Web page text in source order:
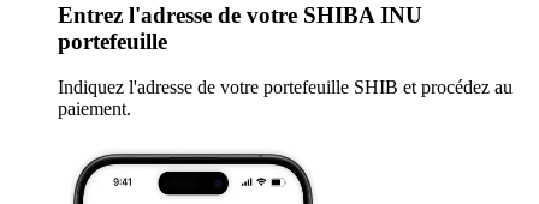
Entrez l'adresse de votre SHIBA INU
portefeuille
Indiquez l'adresse de votre portefeuille SHIB et procédez au
paiement.